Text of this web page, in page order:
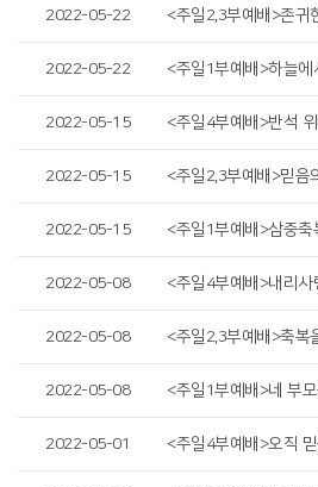
2022-05-22
2022-05-22
2022-05-15
2022-05-15
2022-05-15
2022-05-08
2022-05-08
2022-05-08
2022-05-01